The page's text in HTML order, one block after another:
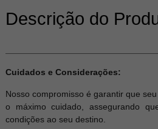
Descrição do
Cuidados e Considerações:
Nosso compromisso é garantir que
o máximo cuidado, assegurando
condições ao seu destino.